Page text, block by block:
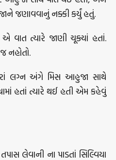
જણાવવાનું નક્કી કર્યું હતું.
વાત ત્યારે જાણી ચૂક્યાં હતાં.
નહોતો.
લગ્ન અંગે મિસ આહુજા સાથે
હતાં ત્યારે થઈ હતી એમ કહેવું
લેવાની ના પાડતાં સિલ્વિયા